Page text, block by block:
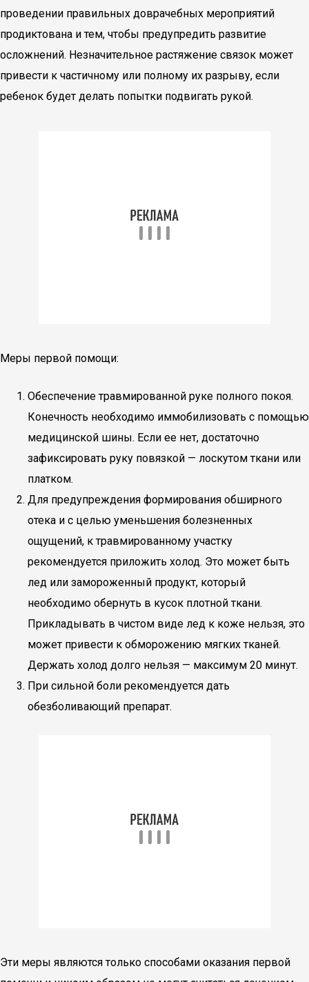
проведении правильных доврачебных мероприятий
продиктована и тем, чтобы предупредить развитие
осложнений. Незначительное растяжение связок может
привести к частичному или полному их разрыву, если
ребенок будет делать попытки подвигать рукой.
Меры первой помощи:
Обеспечение травмированной руке полного покоя.
Конечность необходимо иммобилизовать с помощью
медицинской шины. Если ее нет, достаточно
зафиксировать руку повязкой — лоскутом ткани или
платком.
Для предупреждения формирования обширного
отека и с целью уменьшения болезненных
ощущений, к травмированному участку
рекомендуется приложить холод. Это может быть
лед или замороженный продукт, который
необходимо обернуть в кусок плотной ткани.
Прикладывать в чистом виде лед к коже нельзя, это
может привести к обморожению мягких тканей.
Держать холод долго нельзя — максимум 20 минут.
При сильной боли рекомендуется дать
обезболивающий препарат.
Эти меры являются только способами оказания первой